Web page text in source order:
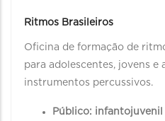
Ritmos Brasileiros
Oficina de formação de
para adolescentes, jovens e
instrumentos percussivos.
Público: